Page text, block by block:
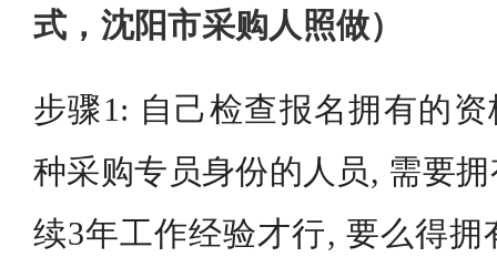
式，沈阳市采购人照做）
步骤1: 自己检查报名拥有的资
种采购专员身份的人员, 需要
续3年工作经验才行, 要么得